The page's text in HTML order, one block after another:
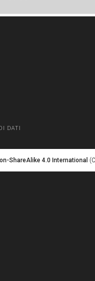
DATI
ShareAlike 4.0 International